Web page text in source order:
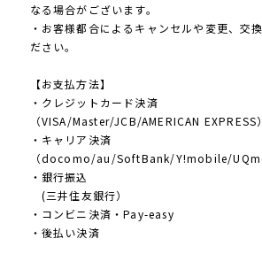
なる場合がございます。
・お客様都合によるキャンセルや変更、交
ださい。
【お支払方法】
・クレジットカード決済
（VISA/Master/JCB/AMERICAN EXPRESS）
・キャリア決済
（docomo/au/SoftBank/Y!mobile/
・銀行振込
(三井住友銀行）
・コンビニ決済・Pay-easy
・後払い決済